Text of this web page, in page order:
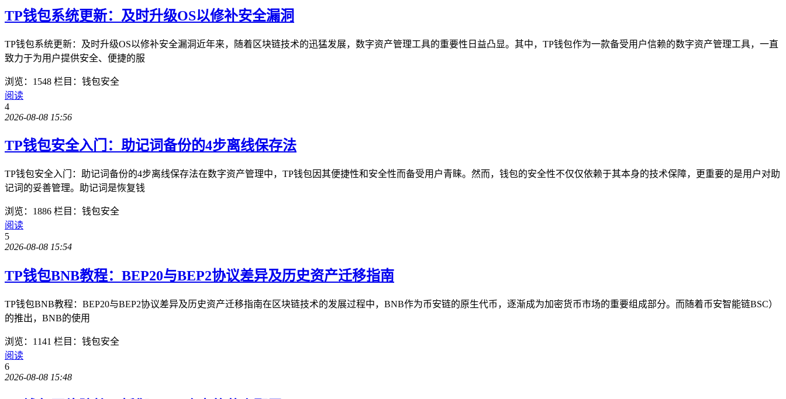
TP钱包系统更新：及时升级OS以修补安全漏洞
TP钱包系统更新：及时升级OS以修补安全漏洞近年来，随着区块链技术的迅猛发展，数字资产管理工具的重要性日益凸显。其中，TP钱包作为一款备受用户信赖的数字资产管理工具，一直
致力于为用户提供安全、便捷的服
浏览：1548 栏目：钱包安全
阅读
4
2026-08-08 15:56
TP钱包安全入门：助记词备份的4步离线保存法
TP钱包安全入门：助记词备份的4步离线保存法在数字资产管理中，TP钱包因其便捷性和安全性而备受用户青睐。然而，钱包的安全性不仅仅依赖于其本身的技术保障，更重要的是用户对助
记词的妥善管理。助记词是恢复钱
浏览：1886 栏目：钱包安全
阅读
5
2026-08-08 15:54
TP钱包BNB教程：BEP20与BEP2协议差异及历史资产迁移指南
TP钱包BNB教程：BEP20与BEP2协议差异及历史资产迁移指南在区块链技术的发展过程中，BNB作为币安链的原生代币，逐渐成为加密货币市场的重要组成部分。而随着币安智能链BSC）
的推出，BNB的使用
浏览：1141 栏目：钱包安全
阅读
6
2026-08-08 15:48